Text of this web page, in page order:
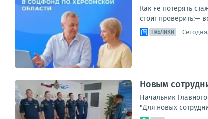
Как не потерять
стоит проверить:—
ПАБЛИКИ
Новым
Начальник
"Для новых